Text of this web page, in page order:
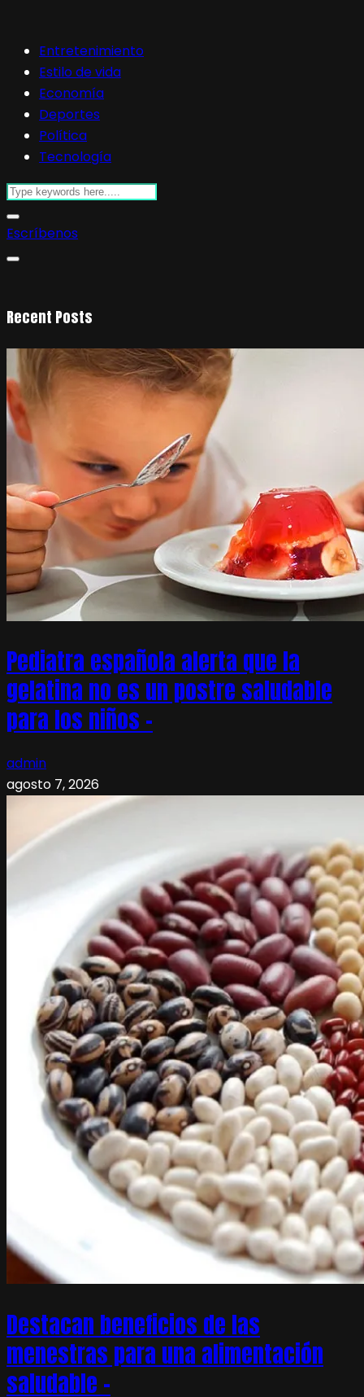
Entretenimiento
Estilo de vida
Economía
Deportes
Política
Tecnología
Escríbenos
Recent Posts
Pediatra española alerta que la
gelatina no es un postre saludable
para los niños –
admin
agosto 7, 2026
Destacan beneficios de las
menestras para una alimentación
saludable –